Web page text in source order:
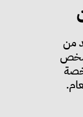
من
شخص